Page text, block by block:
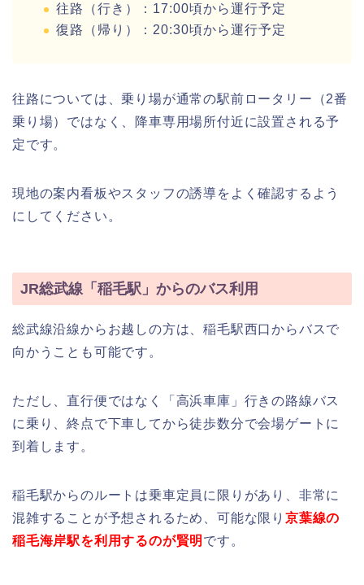
往路（行き）：17:00頃から運行予定
復路（帰り）：20:30頃から運行予定
往路については、乗り場が通常の駅前ロータリー（2番
乗り場）ではなく、降車専用場所付近に設置される予
定です。
現地の案内看板やスタッフの誘導をよく確認するよう
にしてください。
JR総武線「稲毛駅」からのバス利用
総武線沿線からお越しの方は、稲毛駅西口からバスで
向かうことも可能です。
ただし、直行便ではなく「高浜車庫」行きの路線バス
に乗り、終点で下車してから徒歩数分で会場ゲートに
到着します。
稲毛駅からのルートは乗車定員に限りがあり、非常に
混雑することが予想されるため、可能な限り 京葉線の
稲毛海岸駅を利用するのが賢明 です。